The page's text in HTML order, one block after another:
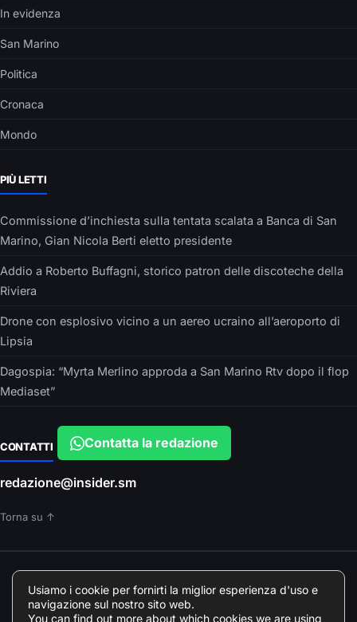
In evidenza
San Marino
Politica
Cronaca
Mondo
PIÙ LETTI
Commissione d’inchiesta sulla tentata scalata a Banca di San
Marino, Gian Nicola Berti eletto presidente
Addio a Roberto Buffagni, storico patron delle discoteche della
Riviera
Drone con esplosivo vicino a un aereo ucraino all’aeroporto di
Lipsia
Dagospia: “Myrta Merlino approda a San Marino Rtv dopo il flop
Mediaset”
CONTATTI Contatta la redazione
redazione@insider.sm
Torna su ↑
Insider srls – VIA ARGONNE, 10 – PARMA
Direttore responsabile: Francesca Devincenzi
Usiamo i cookie per fornirti la miglior esperienza d'uso e
navigazione sul nostro sito web.
You can find out more about which cookies we are using